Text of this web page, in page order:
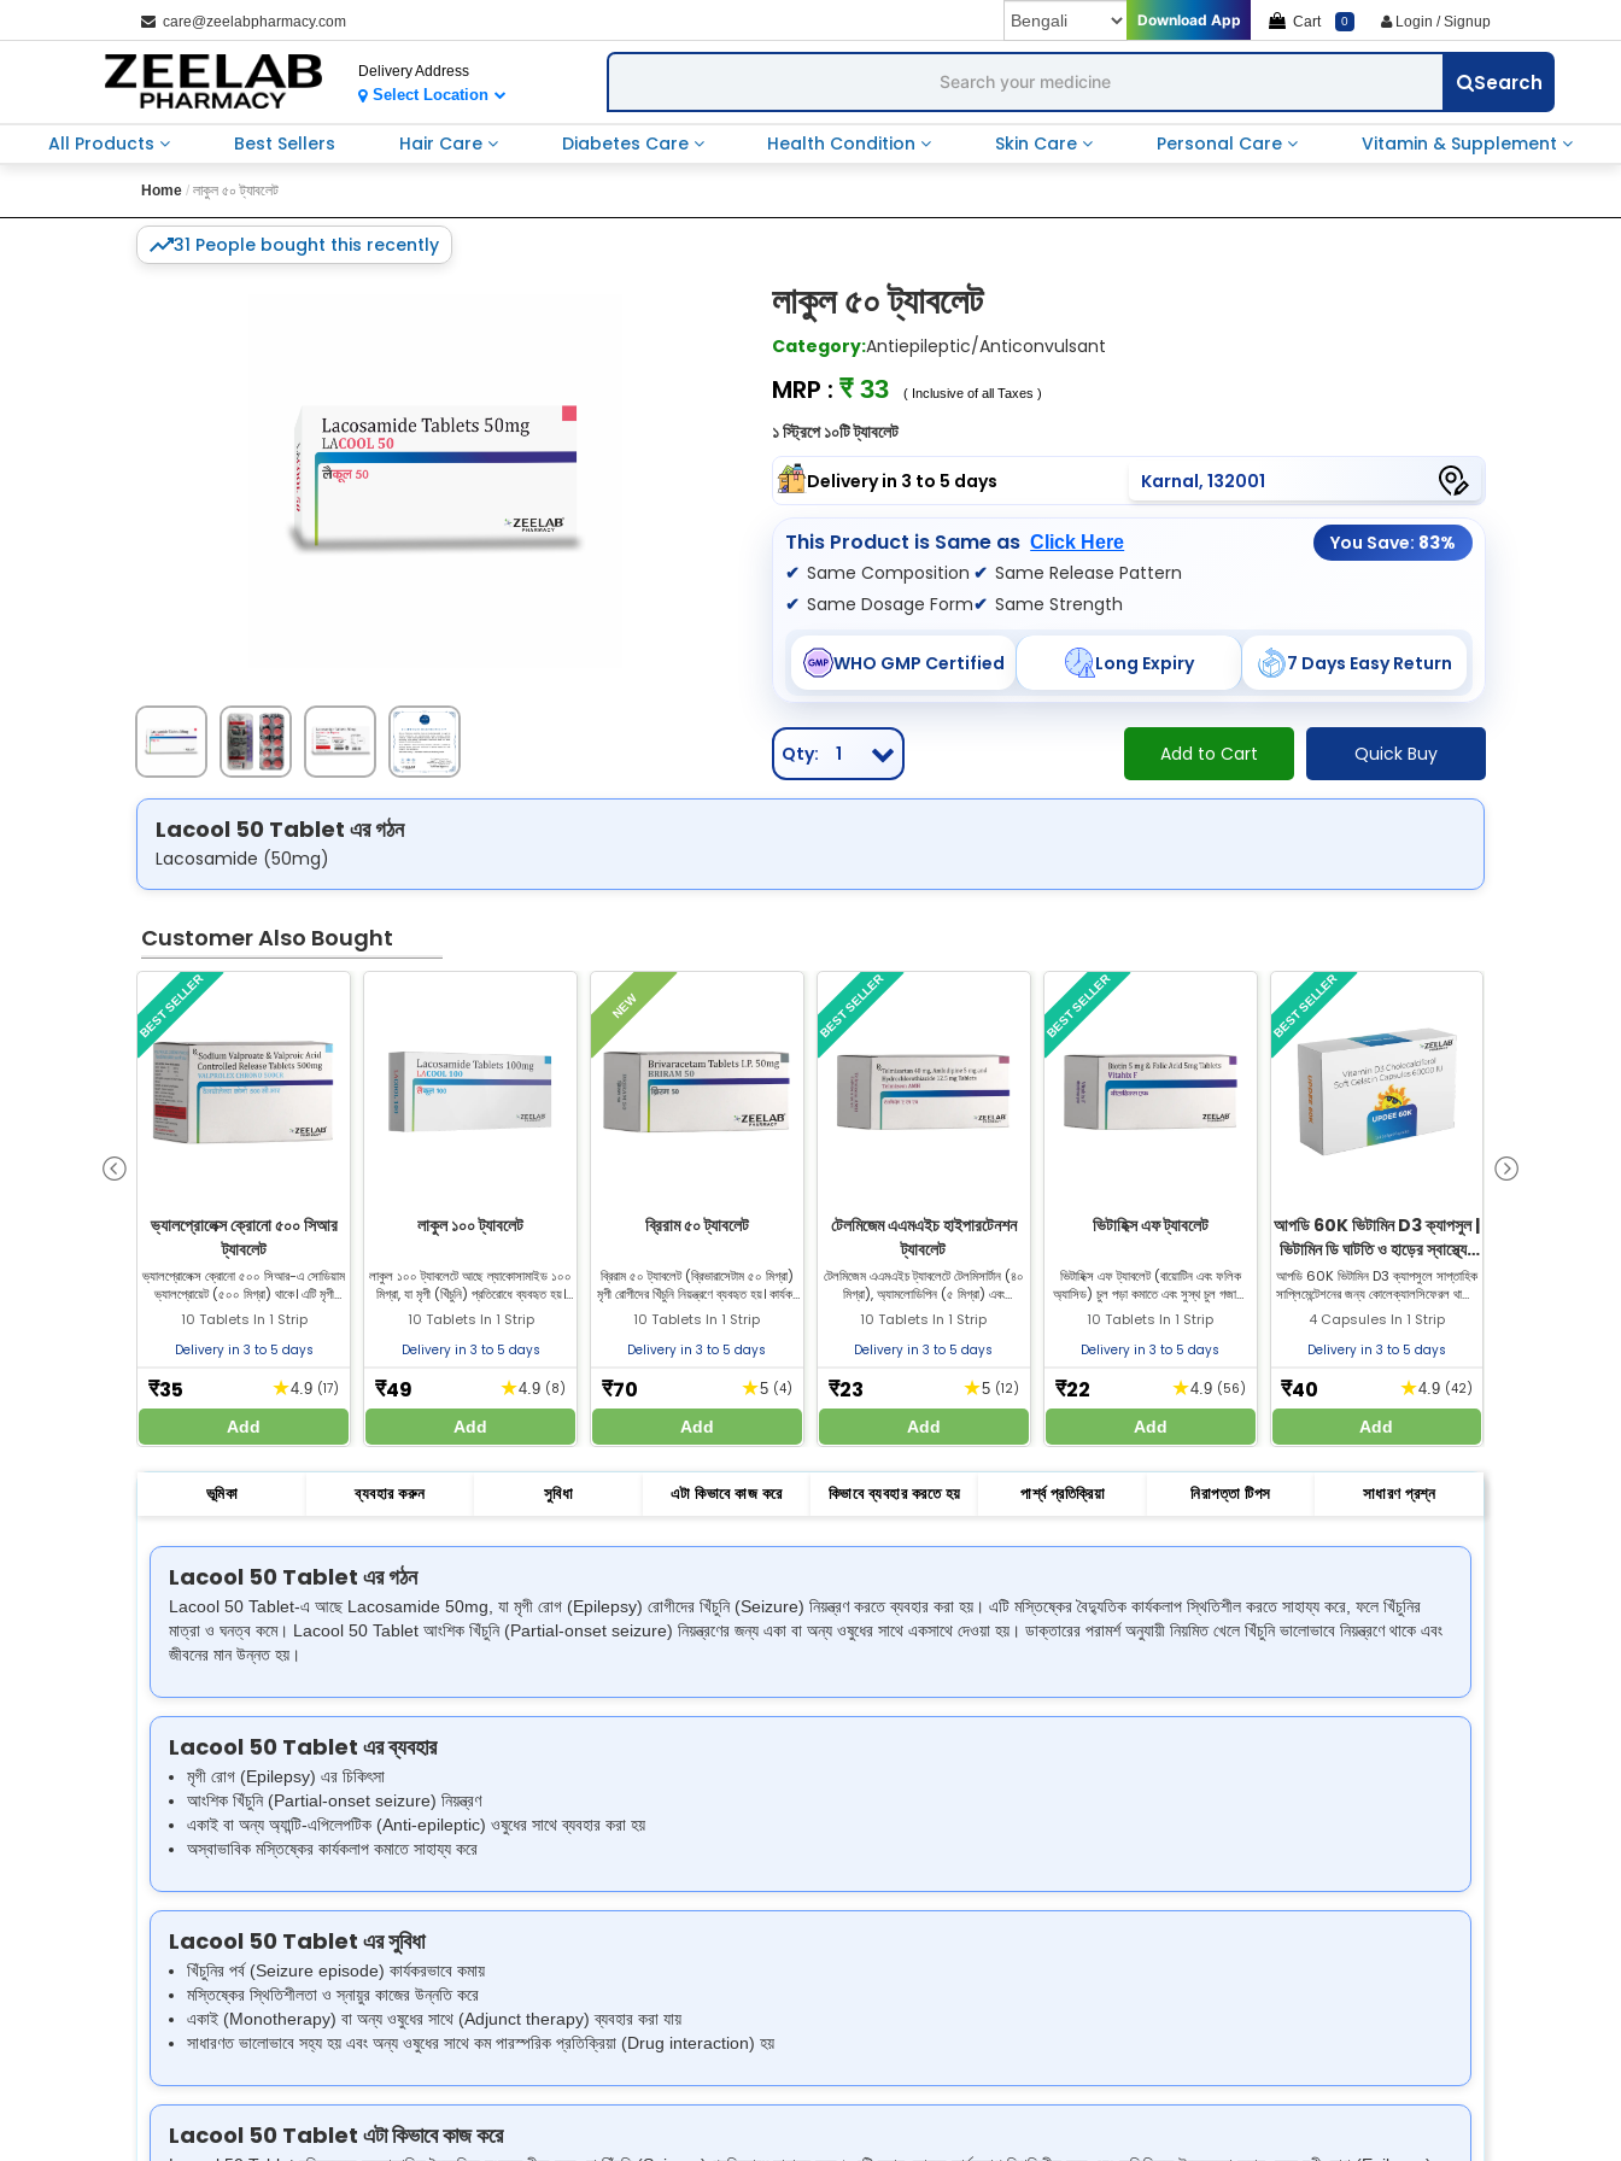
care@zeelabpharmacy.com Download App Cart 0 Login / Signup
Delivery Address
Select Location Search
All Products Best Sellers Hair Care Diabetes Care Health Condition Skin Care Personal Care Vitamin & Supplement
Home লাকুল ৫০ ট্যাবলেট
31 People bought this recently
লাকুল ৫০ ট্যাবলেট
Category:Antiepileptic/Anticonvulsant
MRP :₹ 33( Inclusive of all Taxes )
১ স্ট্রিপে ১০টি ট্যাবলেট
Delivery in 3 to 5 days Karnal, 132001
This Product is Same asClick Here You Save: 83%
Same Composition
Same Dosage Form
Same Release Pattern
Same Strength
WHO GMP Certified Long Expiry 7 Days Easy Return
Qty: 1 Add to Cart Quick Buy
Lacool 50 Tablet এর গঠন
Lacosamide (50mg)
Customer Also Bought
ভ্যালপ্রোলেক্স ক্রোনো ৫০০ সিআর
ট্যাবলেট
ভ্যালপ্রোলেক্স ক্রোনো ৫০০ সিআর-এ সোডিয়াম
ভ্যালপ্রোয়েট (৫০০ মিগ্রা) থাকে। এটি মৃগী
রোগের চিকিৎসায় ব্যবহৃত হয়। জিল্যাব ফার্মেসি
থেকে ভ্যালপ্রোলেক্স ক্রোনো ৫০০ সিআর
ট্যাবলেট কিনুন।
10 Tablets In 1 Strip
Delivery in 3 to 5 days
₹35 ★4.9 (17)
Add
BEST SELLER
লাকুল ১০০ ট্যাবলেট
লাকুল ১০০ ট্যাবলেটে আছে ল্যাকোসামাইড ১০০
মিগ্রা, যা মৃগী (খিঁচুনি) প্রতিরোধে ব্যবহৃত হয়।
জীল্যাব ফার্মেসি থেকে লাকুল ১০০ কিনুন।
10 Tablets In 1 Strip
Delivery in 3 to 5 days
₹49 ★4.9 (8)
Add
ব্রিরাম ৫০ ট্যাবলেট
ব্রিরাম ৫০ ট্যাবলেট (ব্রিভারাসেটাম ৫০ মিগ্রা)
মৃগী রোগীদের খিঁচুনি নিয়ন্ত্রণে ব্যবহৃত হয়। কার্যকর
খিঁচুনি নিয়ন্ত্রণের জন্য জিল্যাব ফার্মেসি থেকে
ব্রিভারাসেটাম ৫০ ট্যাবলেট কিনুন।
10 Tablets In 1 Strip
Delivery in 3 to 5 days
₹70 ★5 (4)
Add
NEW
টেলমিজেম এএমএইচ হাইপারটেনশন
ট্যাবলেট
টেলমিজেম এএমএইচ ট্যাবলেটে টেলমিসার্টান (৪০
মিগ্রা), অ্যামলোডিপিন (৫ মিগ্রা) এবং
হাইড্রোক্লোরোথিয়াজাইড (১২.৫ মিগ্রা) থাকে।
এটি হাইপারটেনশন (উচ্চ রক্তচাপ) চিকিৎসায়
ব্যবহৃত হয়। সেরা দামে জিল্যাব ফার্মেসি থেকে
10 Tablets In 1 Strip
Delivery in 3 to 5 days
₹23 ★5 (12)
Add
BEST SELLER
ভিটাহিক্স এফ ট্যাবলেট
ভিটাহিক্স এফ ট্যাবলেট (বায়োটিন এবং ফলিক
অ্যাসিড) চুল পড়া কমাতে এবং সুস্থ চুল গজাতে
সাহায্য করতে ব্যবহৃত হয়। জিল্যাব ফার্মেসি থেকে
চুল পড়ার ট্যাবলেট কিনুন।
10 Tablets In 1 Strip
Delivery in 3 to 5 days
₹22 ★4.9 (56)
Add
BEST SELLER
আপডি 60K ভিটামিন D3 ক্যাপসুল |
ভিটামিন ডি ঘাটতি ও হাড়ের স্বাস্থ্যের
জন্য
আপডি 60K ভিটামিন D3 ক্যাপসুলে সাপ্তাহিক
সাপ্লিমেন্টেশনের জন্য কোলেক্যালসিফেরল থাকে।
এটি প্রাপ্তবয়স্কদের ভিটামিন ডি মাত্রা, হাড়ের
শক্তি, পেশী ও রোগ প্রতিরোধ ক্ষমতা উন্নত করতে
সাহায্য করে।
4 Capsules In 1 Strip
Delivery in 3 to 5 days
₹40 ★4.9 (42)
Add
BEST SELLER
ভূমিকা ব্যবহার করুন সুবিধা এটা কিভাবে কাজ করে কিভাবে ব্যবহার করতে হয় পার্শ্ব প্রতিক্রিয়া নিরাপত্তা টিপস সাধারণ প্রশ্ন
Lacool 50 Tablet এর গঠন
Lacool 50 Tablet-এ আছে Lacosamide 50mg, যা মৃগী রোগ (Epilepsy) রোগীদের খিঁচুনি (Seizure) নিয়ন্ত্রণ করতে ব্যবহার করা হয়। এটি মস্তিষ্কের বৈদ্যুতিক কার্যকলাপ স্থিতিশীল করতে সাহায্য করে, ফলে খিঁচুনির
মাত্রা ও ঘনত্ব কমে। Lacool 50 Tablet আংশিক খিঁচুনি (Partial-onset seizure) নিয়ন্ত্রণের জন্য একা বা অন্য ওষুধের সাথে একসাথে দেওয়া হয়। ডাক্তারের পরামর্শ অনুযায়ী নিয়মিত খেলে খিঁচুনি ভালোভাবে নিয়ন্ত্রণে থাকে এবং
জীবনের মান উন্নত হয়।
Lacool 50 Tablet এর ব্যবহার
মৃগী রোগ (Epilepsy) এর চিকিৎসা
আংশিক খিঁচুনি (Partial-onset seizure) নিয়ন্ত্রণ
একাই বা অন্য অ্যান্টি-এপিলেপটিক (Anti-epileptic) ওষুধের সাথে ব্যবহার করা হয়
অস্বাভাবিক মস্তিষ্কের কার্যকলাপ কমাতে সাহায্য করে
Lacool 50 Tablet এর সুবিধা
খিঁচুনির পর্ব (Seizure episode) কার্যকরভাবে কমায়
মস্তিষ্কের স্থিতিশীলতা ও স্নায়ুর কাজের উন্নতি করে
একাই (Monotherapy) বা অন্য ওষুধের সাথে (Adjunct therapy) ব্যবহার করা যায়
সাধারণত ভালোভাবে সহ্য হয় এবং অন্য ওষুধের সাথে কম পারস্পরিক প্রতিক্রিয়া (Drug interaction) হয়
Lacool 50 Tablet এটা কিভাবে কাজ করে